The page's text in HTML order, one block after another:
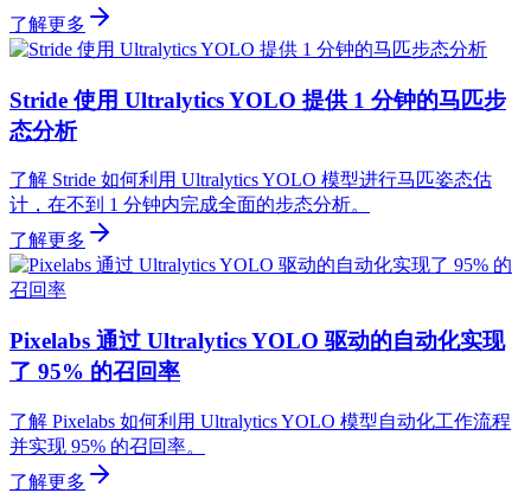
了解更多
Stride 使用 Ultralytics YOLO 提供 1 分钟的马匹步
态分析
了解 Stride 如何利用 Ultralytics YOLO 模型进行马匹姿态估
计，在不到 1 分钟内完成全面的步态分析。
了解更多
Pixelabs 通过 Ultralytics YOLO 驱动的自动化实现
了 95% 的召回率
了解 Pixelabs 如何利用 Ultralytics YOLO 模型自动化工作流程
并实现 95% 的召回率。
了解更多